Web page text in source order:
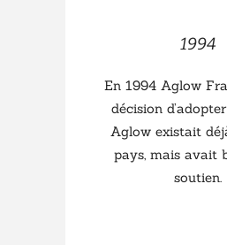
1994
En 1994 Aglow
décision
Aglow existait
pays, mais avait
soutien.